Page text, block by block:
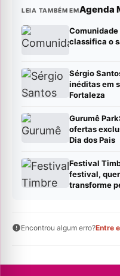
LEIA TAMBÉM EMAgenda
classifica o
Sérgio
inéditas em
Fortaleza
Gurumê
ofertas
Dia dos Pais
Festival
festival,
transforme
Encontrou algum erro?Entre